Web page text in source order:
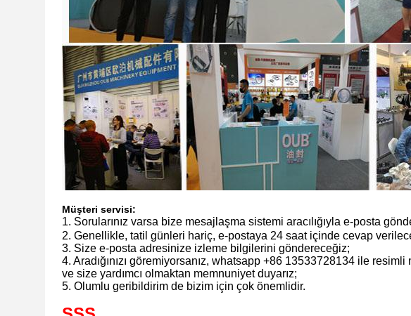
Müşteri servisi:
1. Sorularınız varsa bize mesajlaşma sistemi aracılığıyla e-posta
2. Genellikle, tatil günleri hariç, e-postaya 24 saat içinde cevap
3. Size e-posta adresinize izleme bilgilerini göndereceğiz;
4. Aradığınızı göremiyorsanız, whatsapp +86 13533728134 ile
ve size yardımcı olmaktan memnuniyet duyarız;
5. Olumlu geribildirim de bizim için çok önemlidir.